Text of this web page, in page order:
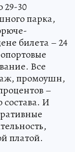
29-30
парка,
билета – 24
Все
промоушн,
–
состава. И
платой.